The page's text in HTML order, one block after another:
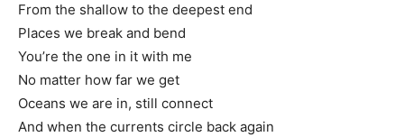
From the shallow to the deepest end
Places we break and bend
You’re the one in it with me
No matter how far we get
Oceans we are in, still connect
And when the currents circle back again